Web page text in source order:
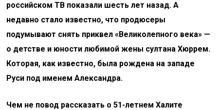
российском ТВ показали шесть лет назад. А
недавно стало известно, что продюсеры
подумывают снять приквел «Великолепного века» —
о детстве и юности любимой жены султана Хюррем.
Которая, как известно, была рождена на западе
Руси под именем Александра.
Чем не повод рассказать о 51-летнем Халите